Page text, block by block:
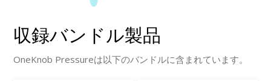
収録バンドル製品
OneKnob Pressureは以下のバンドルに含まれています。